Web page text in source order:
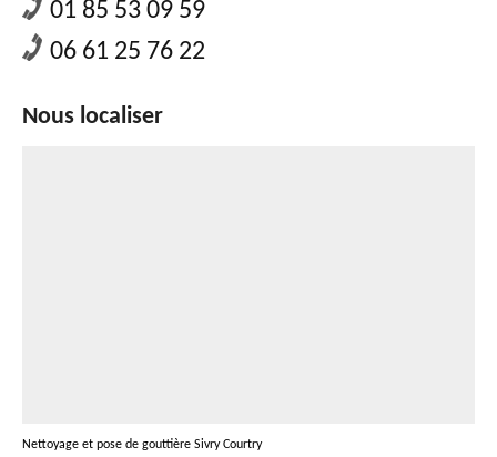
01 85 53 09 59
06 61 25 76 22
Nous localiser
Nettoyage et pose de gouttière Sivry Courtry